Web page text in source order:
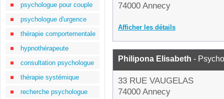
psychologue pour couple
psychologue d'urgence
thérapie comportementale
hypnothérapeute
consultation psychologue
thérapie systémique
recherche psychologue
74000 Annecy
Afficher les détails
Philipona Elisabeth -
33 RUE VAUGELAS
74000 Annecy